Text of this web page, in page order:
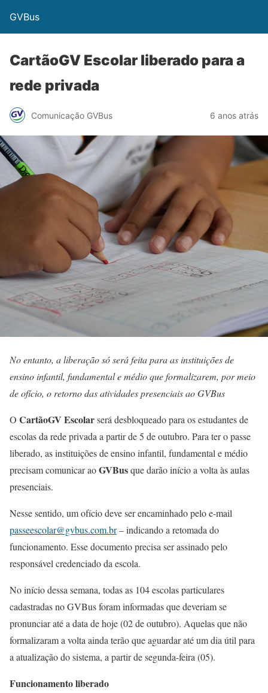
GVBus
CartãoGV Escolar liberado para a
rede privada
Comunicação GVBus 6 anos atrás
No entanto, a liberação só será feita para as instituições de
ensino infantil, fundamental e médio que formalizarem, por meio
de ofício, o retorno das atividades presenciais ao GVBus
O CartãoGV Escolarserá desbloqueado para os estudantes de
escolas da rede privada a partir de 5 de outubro. Para ter o passe
liberado, as instituições de ensino infantil, fundamental e médio
precisam comunicar aoGVBusque darão início a volta às aulas
presenciais.
Nesse sentido, um ofício deve ser encaminhado pelo e-mail
passeescolar@gvbus.com.br– indicando a retomada do
funcionamento. Esse documento precisa ser assinado pelo
responsável credenciado da escola.
No início dessa semana, todas as 104 escolas particulares
cadastradas no GVBus foram informadas que deveriam se
pronunciar até a data de hoje (02 de outubro). Aquelas que não
formalizaram a volta ainda terão que aguardar até um dia útil para
a atualização do sistema, a partir de segunda-feira (05).
Funcionamento liberado